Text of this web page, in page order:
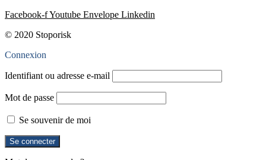
Facebook-fYoutube Envelope Linkedin
© 2020 Stoporisk
Connexion
Identifiant ou adresse e-mail
Mot de passe
Se souvenir de moi